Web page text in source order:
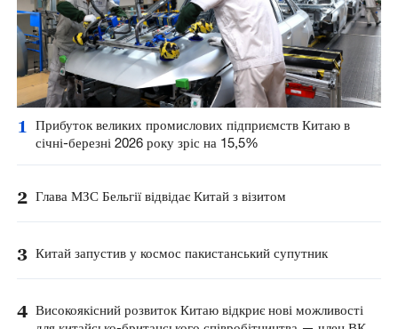
1
Прибуток великих промислових підприємств Китаю в
січні-березні 2026 року зріс на 15,5%
2 Глава МЗС Бельгії відвідає Китай з візитом
3 Китай запустив у космос пакистанський супутник
4 Високоякісний розвиток Китаю відкриє нові можливості